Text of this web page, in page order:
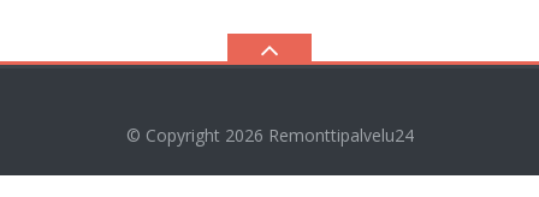
© Copyright 2026 Remonttipalvelu24